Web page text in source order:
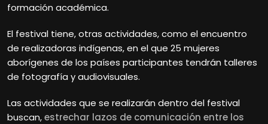
formación académica.
El festival tiene, otras actividades, como el encuentro
de realizadoras indígenas, en el que 25 mujeres
aborígenes de los países participantes tendrán talleres
de fotografía y audiovisuales.
Las actividades que se realizarán dentro del festival
buscan,estrechar lazos de comunicación entre los